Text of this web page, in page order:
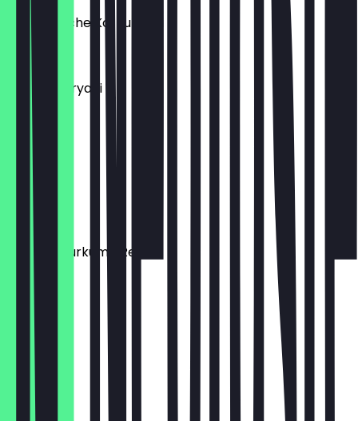
Vegetarische Kothu Rotti
16,90 €
Chicken Biryani
17,90 €
Sambhar
Vegan
14,90 €
Chicken Kurkuma Reis
15,90 €